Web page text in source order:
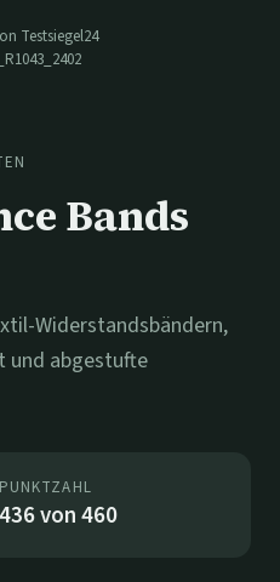
Testsiegel24
Bands
Widerstandsbändern,
und abgestufte
PUNKTZAHL
436von460